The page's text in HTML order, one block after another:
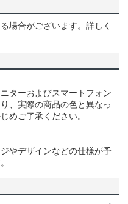
場合がございます。詳しく
ターおよびスマートフォン
、実際の商品の色と異なっ
めご了承ください。
やデザインなどの仕様が予